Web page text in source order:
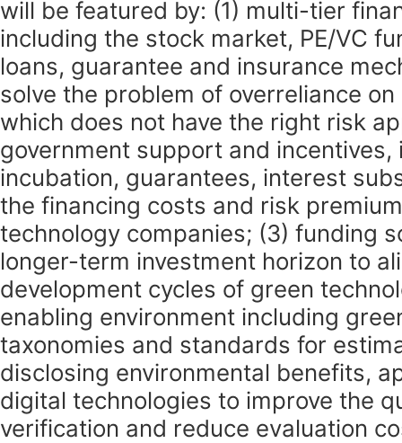
will be featured by: (1) multi-tier
including the stock market, PE/VC
loans, guarantee and insurance
solve the problem of overreliance
which does not have the right risk
government support and incentives,
incubation, guarantees, interest
the financing costs and risk
technology companies; (3) funding
longer-term investment horizon to
development cycles of green
enabling environment including
taxonomies and standards for
disclosing environmental benefits,
digital technologies to improve the
verification and reduce evaluation